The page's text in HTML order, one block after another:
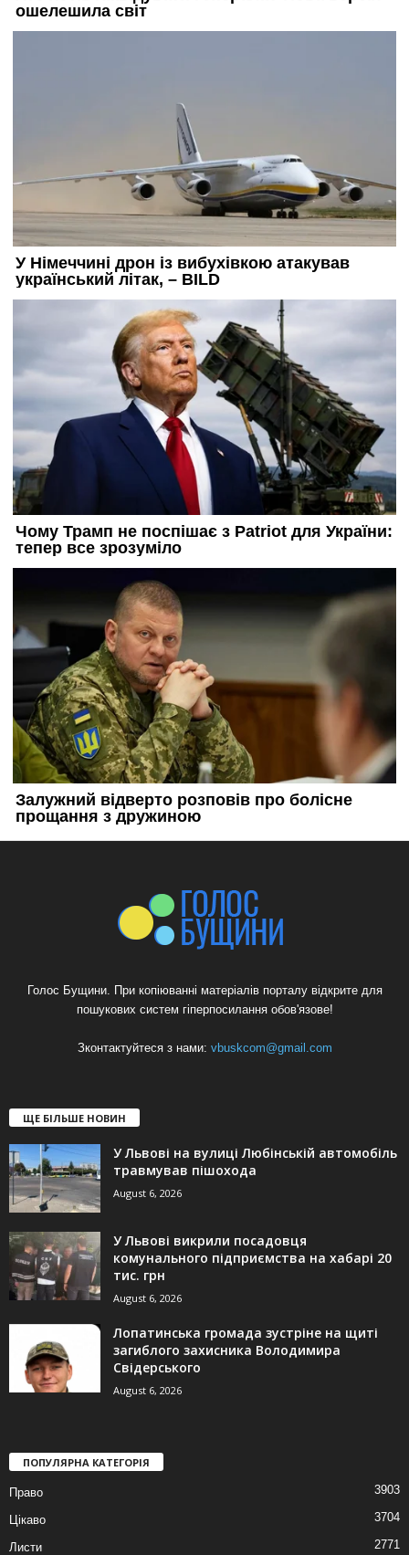
Голос Бущини. При копіюванні матеріалів порталу відкрите для
пошукових систем гіперпосилання обов'язове!
Зконтактуйтеся з нами: vbuskcom@gmail.com
ЩЕ БІЛЬШЕ НОВИН
У Львові на вулиці Любінській автомобіль
травмував пішохода
August 6, 2026
У Львові викрили посадовця
комунального підприємства на хабарі 20
тис. грн
August 6, 2026
Лопатинська громада зустріне на щиті
загиблого захисника Володимира
Свідерського
August 6, 2026
ПОПУЛЯРНА КАТЕГОРІЯ
Право 3903
Цікаво 3704
Листи 2771